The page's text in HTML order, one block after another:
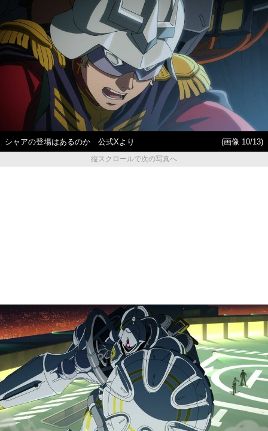
シャアの登場はあるのか 公式Xより
(画像 10/13)
縦スクロールで次の写真へ